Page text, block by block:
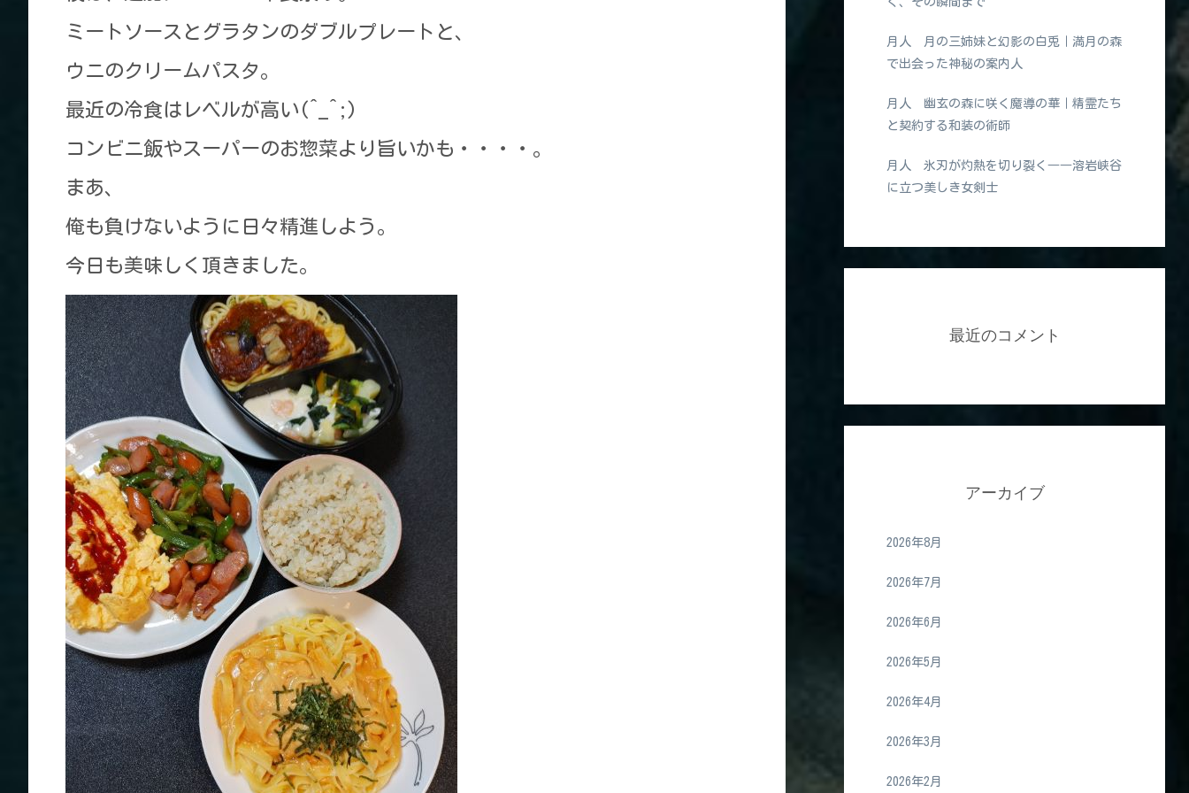
ミートソースとグラタンのダブルプレートと、
ウニのクリームパスタ。
最近の冷食はレベルが高い(^_^;)
コンビニ飯やスーパーのお惣菜より旨いかも・・・・。
まあ、
俺も負けないように日々精進しよう。
今日も美味しく頂きました。
月人 月の三姉妹と幻影の白兎｜満月の森
で出会った神秘の案内人
月人 幽玄の森に咲く魔導の華｜精霊たち
と契約する和装の術師
月人 氷刃が灼熱を切り裂く――溶岩峡谷
に立つ美しき女剣士
最近のコメント
アーカイブ
2026年8月
2026年7月
2026年6月
2026年5月
2026年4月
2026年3月
2026年2月